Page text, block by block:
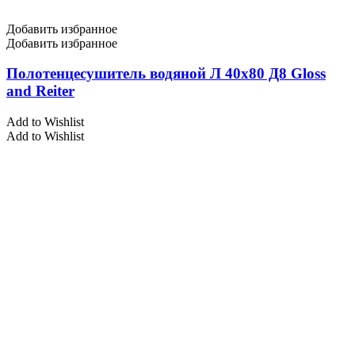
Добавить избранное
Добавить избранное
Полотенцесушитель водяной Л 40х80 Д8 Gloss
and Reiter
Add to Wishlist
Add to Wishlist